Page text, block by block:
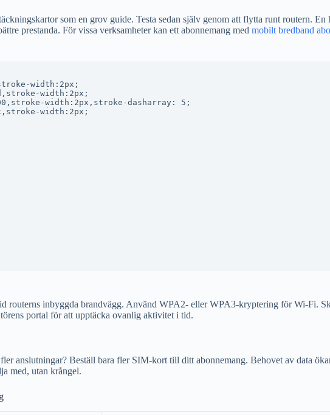
som en grov guide. Testa sedan själv genom att flytta runt routern.
prestanda. För vissa verksamheter kan ett abonnemang med mobilt bredband
width:2px;
width:2px;
width:2px,stroke-dasharray: 5;
width:2px;
routerns inbyggda brandvägg. Använd WPA2- eller WPA3-kryptering för Wi-Fi.
portal för att upptäcka ovanlig aktivitet i tid.
anslutningar? Beställ bara fler SIM-kort till ditt abonnemang. Behovet av data
med, utan krångel.